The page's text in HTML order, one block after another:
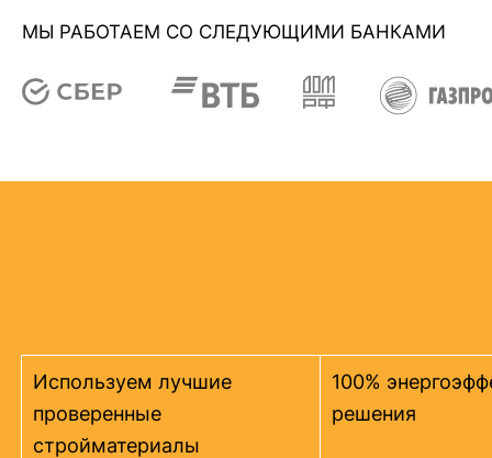
МЫ РАБОТАЕМ СО СЛЕДУЮЩИМИ БАНКАМИ
Используем лучшие
проверенные
стройматериалы
100%
решения